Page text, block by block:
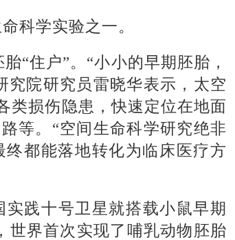
科学实验之一。
“住户”。“小小的早期胚胎，
究院研究员雷晓华表示，太空
类损伤隐患，快速定位在地面
等。“空间生命科学研究绝非
都能落地转化为临床医疗方
践十号卫星就搭载小鼠早期
世界首次实现了哺乳动物胚胎